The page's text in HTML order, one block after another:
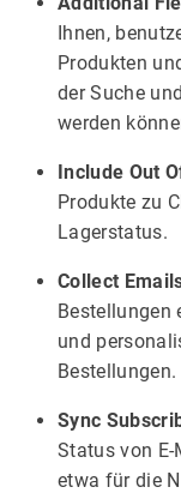
Ihnen,
Produkten
der Suche
werden
Include Out
Produkte zu
Lagerstatus.
Collect
Bestellungen
und
Bestellungen.
Sync
Status von
etwa für die